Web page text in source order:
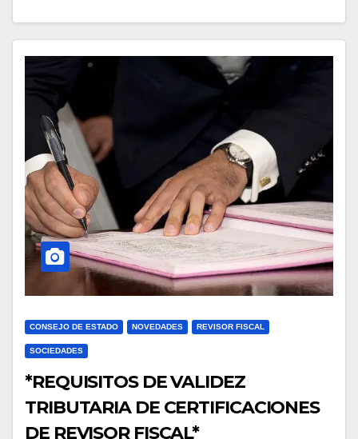
CONSEJO DE ESTADO NOVEDADES REVISOR FISCAL
SOCIEDADES
*REQUISITOS DE VALIDEZ
TRIBUTARIA DE CERTIFICACIONES
DE REVISOR FISCAL*